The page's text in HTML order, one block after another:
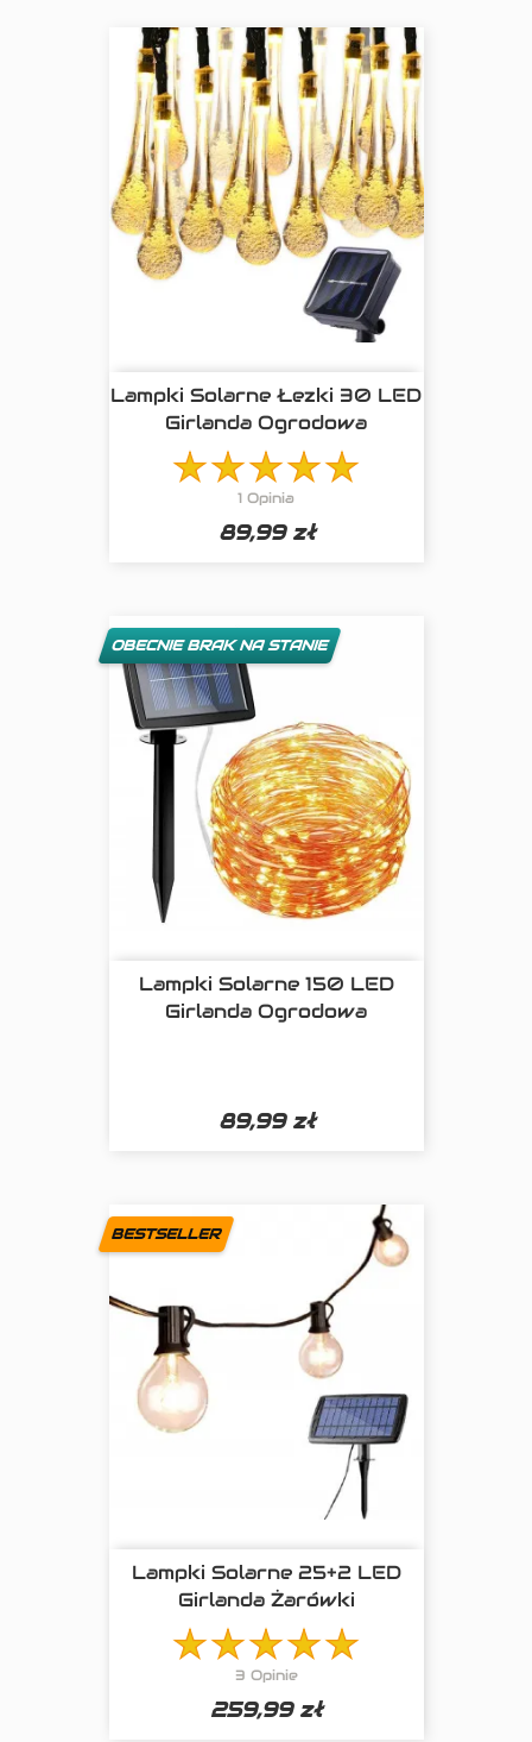
Lampki Solarne Łezki 30 LED
Girlanda Ogrodowa
1 Opinia
89,99 zł
Lampki Solarne 150 LED
Girlanda Ogrodowa
89,99 zł
OBECNIE BRAK NA STANIE
Lampki Solarne 25+2 LED
Girlanda Żarówki
3 Opinie
259,99 zł
BESTSELLER